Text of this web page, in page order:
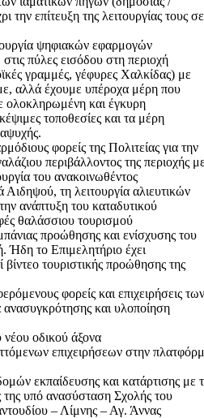
την επίτευξη της λειτουργίας τους σε
ψηφιακών εφαρμογών
πύλες εισόδου στη περιοχή
γραμμές, γέφυρες Χαλκίδας) με
αλλά έχουμε υπέροχα μέρη που
ολοκληρωμένη και έγκυρη
τοποθεσίες και τα μέρη
φορείς της Πολιτείας για την
περιβάλλοντος της περιοχής
του ανακοινωθέντος
τη λειτουργία αλιευτικών
ανάπτυξη του καταδυτικού
θαλάσσιου τουρισμού
προώθησης και ενίσχυσης του
Ήδη το Επιμελητήριο έχει
τουριστικής προώθησης της
φορείς και επιχειρήσεις
ανασυγκρότησης και υλοποίηση
οδικού άξονα
επιχειρήσεων στην
εκπαίδευσης και κατάρτισης με
της υπό ανασύσταση Σχολής του
– Λίμνης – Αγ. Άννας